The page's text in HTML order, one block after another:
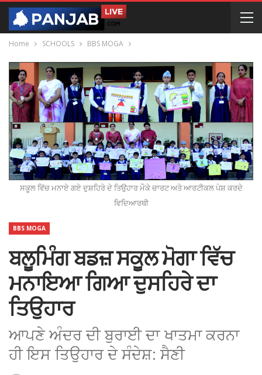
Home SCHOOLS BBS MOGA
ਸਕੂਲ ਵਿੱਚ ਮਨਾਏ ਗਏ ਦੁਸ਼ਹਿਰੇ ਦੇ ਤਿਉਹਾਰ ਮੌਕੇ ਚਾਰਟ ਅਤੇ ਆਰਟੀਕਲ ਪੇਸ਼ ਕਰਦੇ
ਵਿਦਿਆਰਥੀ
BBS MOGA
ਬਲੂਮਿੰਗ ਬਡਜ਼ ਸਕੂਲ ਮੋਗਾ ਵਿੱਚ
ਮਨਾਇਆ ਗਿਆ ਦੁਸਹਿਰੇ ਦਾ
ਤਿਉਹਾਰ
ਆਪਣੇ ਅੰਦਰ ਦੀ ਬੁਰਾਈ ਦਾ ਖਾਤਮਾ ਕਰਨਾ
ਹੀ ਇਸ ਤਿਉਹਾਰ ਦੇ ਸੰਦੇਸ਼: ਸੈਣੀ